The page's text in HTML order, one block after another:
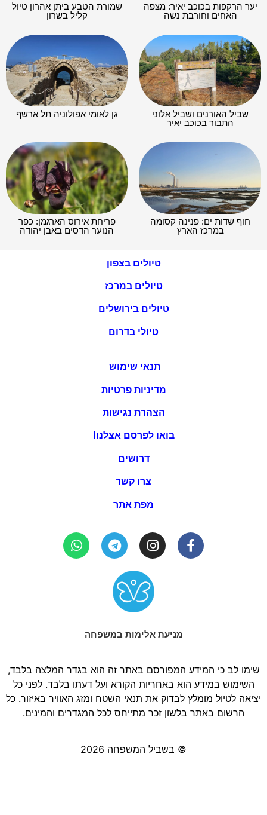
יער הרקפות בכוכב יאיר: מצפה
האחים וחורבת נשה
שמורת הטבע ביתן אהרון טיול
קליל בשרון
שביל האורנים ושביל אלוני
התבור בכוכב יאיר
גן לאומי אפולוניה תל ארשף
חוף שדות ים: פנינה קסומה
במרכז הארץ
פריחת אירוס הארגמן: כפר
הנוער הדסים באבן יהודה
טיולים בצפון
טיולים במרכז
טיולים בירושלים
טיולי בדרום
תנאי שימוש
מדיניות פרטיות
הצהרת נגישות
בואו לפרסם אצלנו!
דרושים
צרו קשר
מפת אתר
מניעת אלימות במשפחה
שימו לב כי המידע המפורסם באתר זה הוא בגדר המלצה בלבד,
השימוש במידע הוא באחריות הקורא ועל דעתו בלבד. לפני כל
יציאה לטיול מומלץ לבדוק את תנאי השטח ומזג האוויר באיזור. כל
הרשום באתר בלשון זכר מתייחס לכל המגדרים והמינים.
© בשביל המשפחה 2026